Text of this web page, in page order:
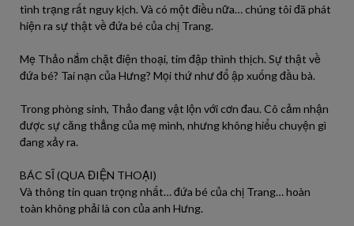
tình trạng rất nguy kịch. Và có một điều nữa… chúng tôi đã phát
hiện ra sự thật về đứa bé của chị Trang.
Mẹ Thảo nắm chặt điện thoại, tim đập thình thịch. Sự thật về
đứa bé? Tai nạn của Hưng? Mọi thứ như đổ ập xuống đầu bà.
Trong phòng sinh, Thảo đang vật lộn với cơn đau. Cô cảm nhận
được sự căng thẳng của mẹ mình, nhưng không hiểu chuyện gì
đang xảy ra.
BÁC SĨ (QUA ĐIỆN THOẠI)
Và thông tin quan trọng nhất… đứa bé của chị Trang… hoàn
toàn không phải là con của anh Hưng.